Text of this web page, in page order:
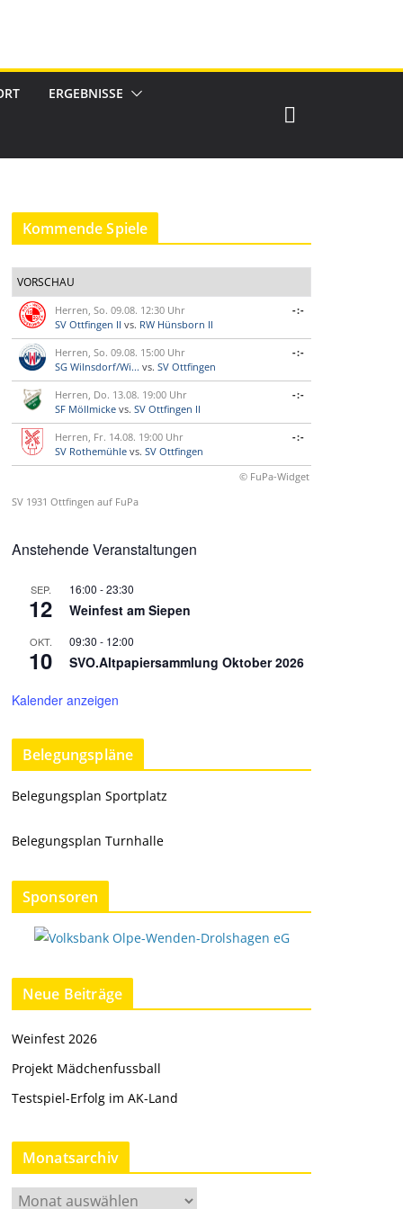
ERGEBNISSE
Kommende Spiele
VORSCHAU
Herren, So. 09.08. 12:30 Uhr
SV Ottfingen II vs. RW Hünsborn II
-:-
Herren, So. 09.08. 15:00 Uhr
SG Wilnsdorf/Wi... vs. SV Ottfingen
-:-
Herren, Do. 13.08. 19:00 Uhr
SF Möllmicke vs. SV Ottfingen II
-:-
Herren, Fr. 14.08. 19:00 Uhr
SV Rothemühle vs. SV Ottfingen
-:-
© FuPa-Widget
SV 1931 Ottfingen auf FuPa
Anstehende Veranstaltungen
SEP.
12
16:00 -23:30
Weinfest am Siepen
OKT.
10
09:30 - 12:00
SVO.Altpapiersammlung Oktober 2026
Kalender anzeigen
Belegungspläne
Belegungsplan Sportplatz
Belegungsplan Turnhalle
Sponsoren
Neue Beiträge
Weinfest 2026
Projekt Mädchenfussball
Testspiel-Erfolg im AK-Land
Monatsarchiv
M